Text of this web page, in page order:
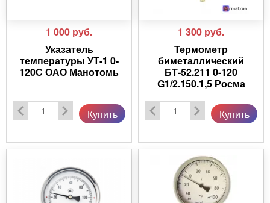
1 000 руб.
Указатель
температуры УТ-1 0-
120С ОАО Манотомь
Купить
1 300 руб.
Термометр
биметаллический
БТ-52.211 0-120
G1/2.150.1,5 Росма
Купить